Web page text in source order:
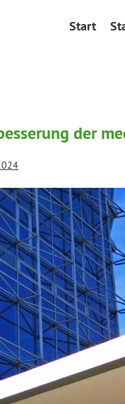
Start
der